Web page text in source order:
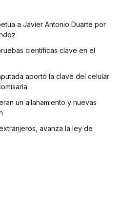
a Javier Antonio Duarte por
científicas clave en el
aportó la clave del celular
un allanamiento y nuevas
avanza la ley de